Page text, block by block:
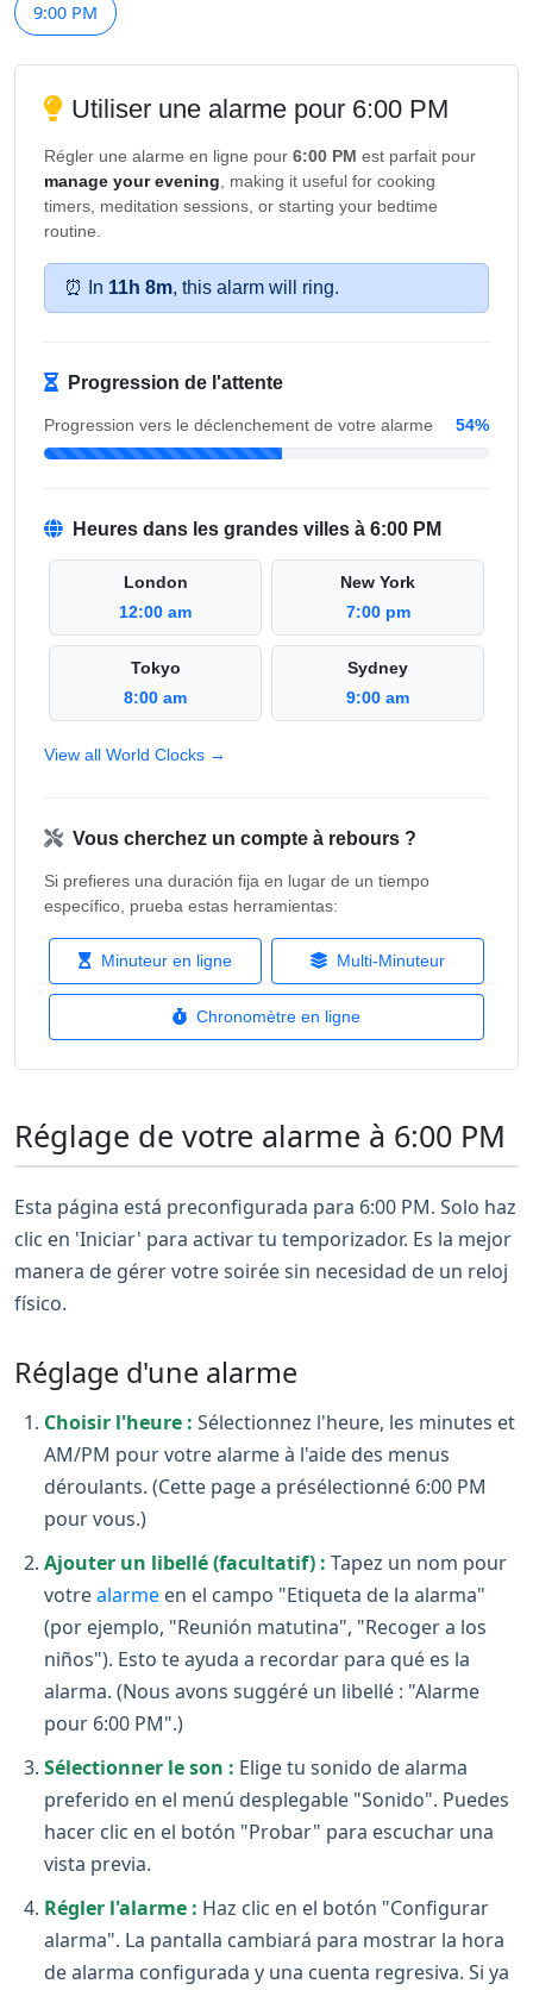
9:00 PM
Utiliser une alarme pour 6:00 PM
Régler une alarme en ligne pour 6:00 PM est parfait pour
manage your evening , making it useful for cooking
timers, meditation sessions, or starting your bedtime
routine.
⏰ In 11h 8m, this alarm will ring.
Progression de l'attente
Progression vers le déclenchement de votre alarme 54%
Heures dans les grandes villes à 6:00 PM
London
12:00 am
New York
7:00 pm
Tokyo
8:00 am
Sydney
9:00 am
View all World Clocks →
Vous cherchez un compte à rebours ?
Si prefieres una duración fija en lugar de un tiempo
específico, prueba estas herramientas:
Minuteur en ligne Multi-Minuteur
Chronomètre en ligne
Réglage de votre alarme à 6:00 PM
Esta página está preconfigurada para 6:00 PM. Solo haz
clic en 'Iniciar' para activar tu temporizador. Es la mejor
manera de gérer votre soirée sin necesidad de un reloj
físico.
Réglage d'une alarme
Choisir l'heure : Sélectionnez l'heure, les minutes et
AM/PM pour votre alarme à l'aide des menus
déroulants. (Cette page a présélectionné 6:00 PM
pour vous.)
Ajouter un libellé (facultatif) : Tapez un nom pour
votrealarme en el campo "Etiqueta de la alarma"
(por ejemplo, "Reunión matutina", "Recoger a los
niños"). Esto te ayuda a recordar para qué es la
alarma. (Nous avons suggéré un libellé : "Alarme
pour 6:00 PM".)
Sélectionner le son : Elige tu sonido de alarma
preferido en el menú desplegable "Sonido". Puedes
hacer clic en el botón "Probar" para escuchar una
vista previa.
Régler l'alarme : Haz clic en el botón "Configurar
alarma". La pantalla cambiará para mostrar la hora
de alarma configurada y una cuenta regresiva. Si ya